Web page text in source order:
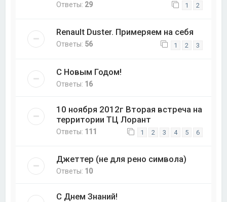
Ответы: 29 1 2
Renault Duster. Примеряем на себя
Ответы: 56 1 2 3
С Новым Годом!
Ответы: 16
10 ноября 2012г Вторая встреча на
территории ТЦ Лорант
Ответы: 111 1 2 3 4 5 6
Джеттер (не для рено символа)
Ответы: 10
С Днем Знаний!